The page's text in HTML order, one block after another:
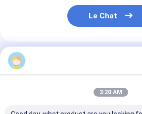
Le Chat
Produits Recommandés
3:20 AM